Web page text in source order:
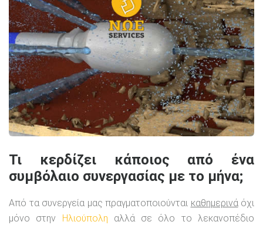
Τι κερδίζει κάποιος από ένα
συμβόλαιο συνεργασίας με το μήνα;
Από τα συνεργεία μας πραγματοποιούνται καθημερινάόχι
μόνο στην
Ηλιούπολη αλλά σε όλο το λεκανοπέδιο